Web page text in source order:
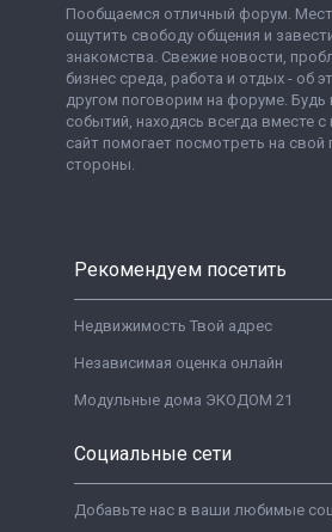
Пообщаемся отличный форум.
ощутить свободу общения и
знакомства. Свежие новости,
бизнес среда, работа и отдых - об
другом поговорим на форуме. Будь
событий, находясь всегда вместе
сайт помогает посмотреть на свой
стороны.
Рекомендуем посетить
Недвижимость Твой адрес
Независимая оценка онлайн
Модульные дома ЭКОДОМ 21
Социальные сети
Добавьте нас в ваши любимые